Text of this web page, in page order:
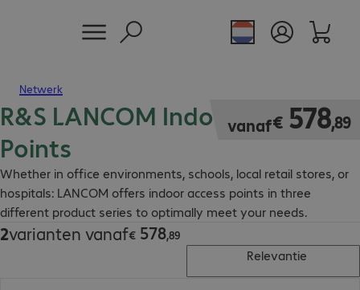
Netwerk
R&S LANCOM Indoor Access
Points
Whether in office environments, schools, local retail stores, or
hospitals: LANCOM offers indoor access points in three
different product series to optimally meet your needs.
vanaf€ 578,89
€ 578,89
2varianten vanaf€ 578,89
€ 578,89
Relevantie